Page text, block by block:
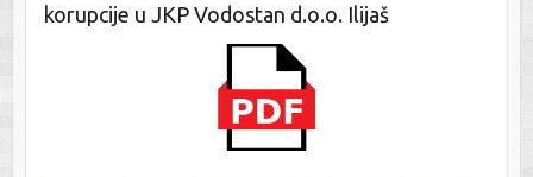
korupcije u JKP Vodostan d.o.o. Ilijaš